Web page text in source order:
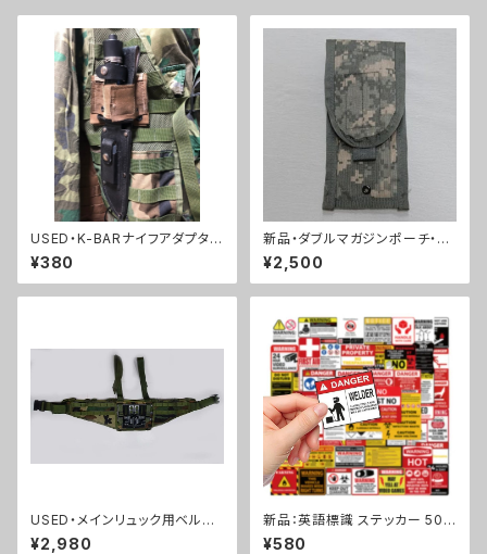
USED・K-BARナイフアダプター
(A0016)
¥380
新品・ダブルマガジンポーチ・A
CU(A0058)
¥2,500
USED・メインリュック用ベルト・
MOLLE2(A0067)
¥2,980
新品：英語標識 ステッカー 50
枚セット PVC 防水(A236).
¥580